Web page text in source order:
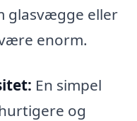
glasvægge eller
enorm.
En simpel
og